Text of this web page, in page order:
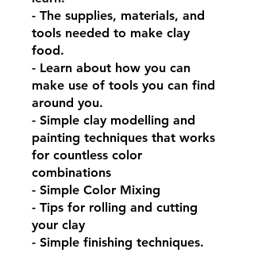
- The supplies, materials, and
tools needed to make clay
food.
- Learn about how you can
make use of tools you can find
around you.
- Simple clay modelling and
painting techniques that works
for countless color
combinations
- Simple Color Mixing
- Tips for rolling and cutting
your clay
- Simple finishing techniques.